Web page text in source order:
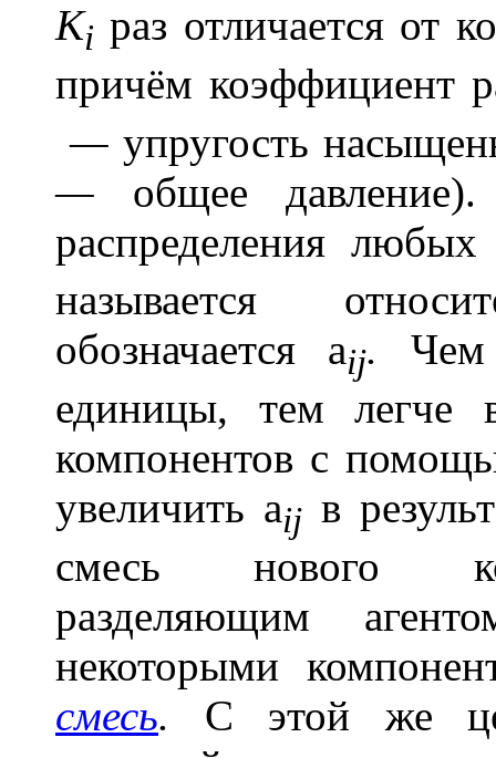
Ki раз отличается от
причём коэффициент
— упругость
— общее
распределения
называется
обозначается aij. Чем
единицы, тем легче
компонентов с
увеличить aij в
смесь нового
разделяющим
некоторыми
смесь. С этой же